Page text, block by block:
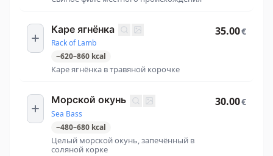
Каре ягнёнка
Rack of Lamb
~620–860 kcal
Каре ягнёнка в травяной корочке
35.00€
Морской окунь
Sea Bass
~480–680 kcal
Целый морской окунь, запечённый в
соляной корке
30.00€